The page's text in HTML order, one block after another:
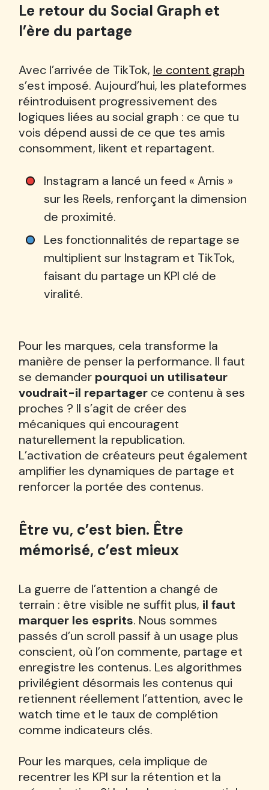
Le retour du Social Graph et
l’ère du partage
Avec l’arrivée de TikTok, le content graph
s’est imposé. Aujourd’hui, les plateformes
réintroduisent progressivement des
logiques liées au social graph : ce que tu
vois dépend aussi de ce que tes amis
consomment, likent et repartagent.
Instagram a lancé un feed « Amis »
sur les Reels, renforçant la dimension
de proximité.
Les fonctionnalités de repartage se
multiplient sur Instagram et TikTok,
faisant du partage un KPI clé de
viralité.
Pour les marques, cela transforme la
manière de penser la performance. Il faut
se demander pourquoi un utilisateur
voudrait-il repartagerce contenu à ses
proches ? Il s’agit de créer des
mécaniques qui encouragent
naturellement la republication.
L’activation de créateurs peut également
amplifier les dynamiques de partage et
renforcer la portée des contenus.
Être vu, c’est bien. Être
mémorisé, c’est mieux
La guerre de l’attention a changé de
terrain : être visible ne suffit plus, il faut
marquer les esprits. Nous sommes
passés d’un scroll passif à un usage plus
conscient, où l’on commente, partage et
enregistre les contenus. Les algorithmes
privilégient désormais les contenus qui
retiennent réellement l’attention, avec le
watch time et le taux de complétion
comme indicateurs clés.
Pour les marques, cela implique de
recentrer les KPI sur la rétention et la